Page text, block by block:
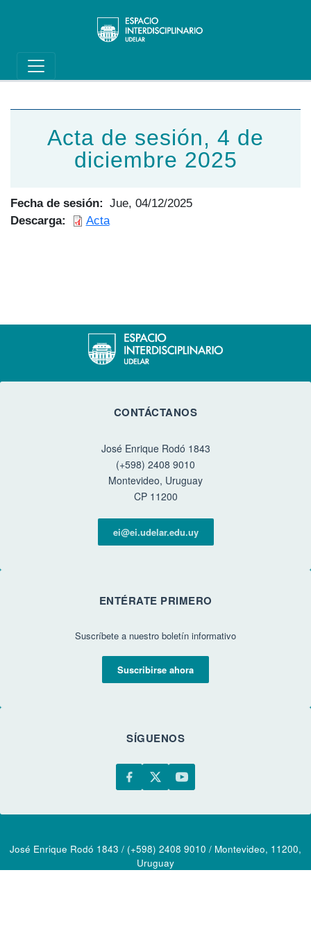
Main navigation
Acta de sesión, 4 de
diciembre 2025
Fecha de sesión
Jue, 04/12/2025
Descarga
Acta
CONTÁCTANOS
José Enrique Rodó 1843
(+598) 2408 9010
Montevideo, Uruguay
CP 11200
ei@ei.udelar.edu.uy
ENTÉRATE PRIMERO
Suscríbete a nuestro boletín informativo
Suscribirse ahora
SÍGUENOS
José Enrique Rodó 1843 / (+598) 2408 9010 / Montevideo, 11200,
Uruguay